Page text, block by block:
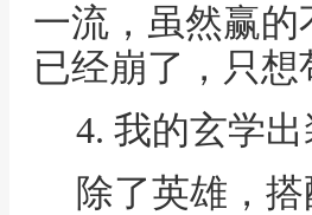
一流，虽然赢
已经崩了，只想
4. 我的玄学
除了英雄，